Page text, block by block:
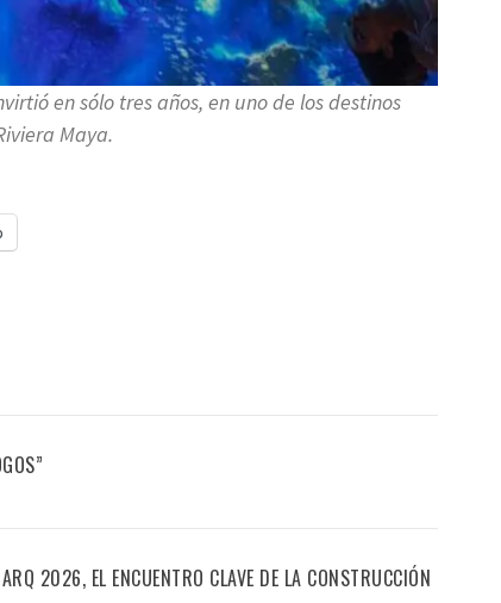
en sólo tres años, en uno de los destinos
Maya.
2026, EL ENCUENTRO CLAVE DE LA CONSTRUCCIÓN